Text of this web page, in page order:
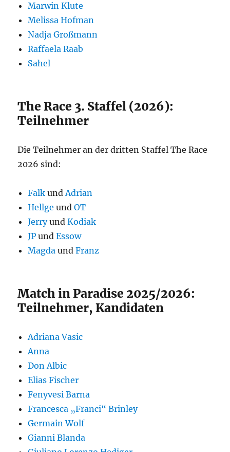
Marwin Klute
Melissa Hofman
Nadja Großmann
Raffaela Raab
Sahel
The Race 3. Staffel (2026):
Teilnehmer
Die Teilnehmer an der dritten Staffel The Race
2026 sind:
Falk undAdrian
Hellge undOT
JerryundKodiak
JP undEssow
Magda undFranz
Match in Paradise 2025/2026:
Teilnehmer, Kandidaten
Adriana Vasic
Anna
Don Albic
Elias Fischer
Fenyvesi Barna
Francesca „Franci“ Brinley
Germain Wolf
Gianni Blanda